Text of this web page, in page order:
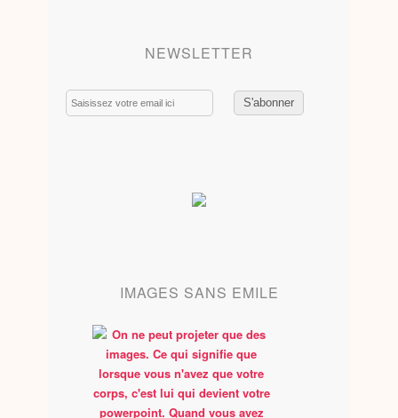
NEWSLETTER
Email
IMAGES SANS EMILE